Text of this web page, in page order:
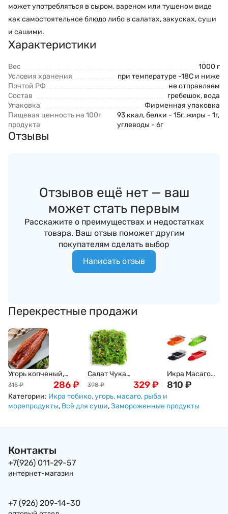
может употребляться в сыром, вареном или тушеном виде
как самостоятельное блюдо либо в салатах, закусках, суши
и сашими.
Характеристики
Вес
1000 г
Условия хранения
при температуре -18С и ниже
Почтой РФ
не отправляем
Состав
гребешок, вода
Упаковка
Фирменная упаковка
Пищевая ценность на 100г
продукта
93 ккал, белки - 15г, жиры - 1г,
углеводы - 6г
Отзывы
Отзывов ещё нет — ваш
может стать первым
Расскажите о преимуществах и недостатках
товара. Ваш отзыв поможет другим
покупателям сделать выбор
Написать отзыв
Перекрестные продажи
Угорь копченый,
филе (цена указана
за 100г)
315 ₽ 286₽
Салат Чука
(замороженный) ,
1кг
398 ₽ 329₽
Икра Масаго
(Masago), 500г
810 ₽
Категории: Икра тобико, угорь, масаго, рыба и
морепродукты, Всё для суши,Замороженные продукты
Контакты
+7(926) 011-29-57
интернет-магазин
+7 (926) 209-14-30